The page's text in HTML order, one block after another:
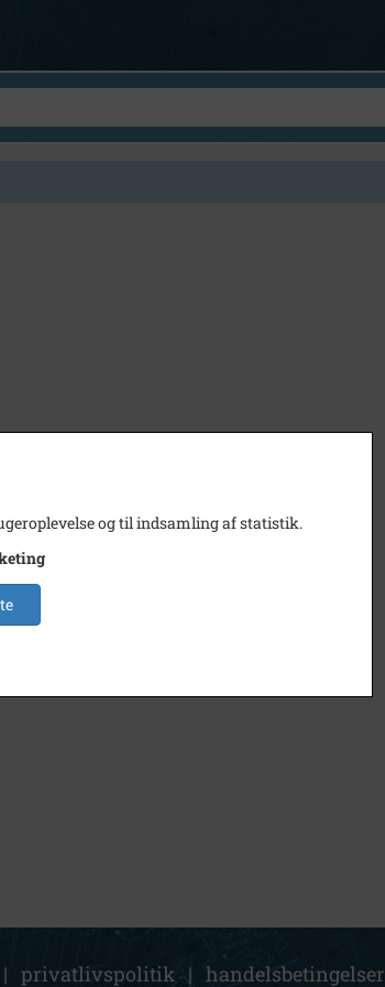
| privatlivspolitik | handelsbetingelser
og til indsamling af statistik.